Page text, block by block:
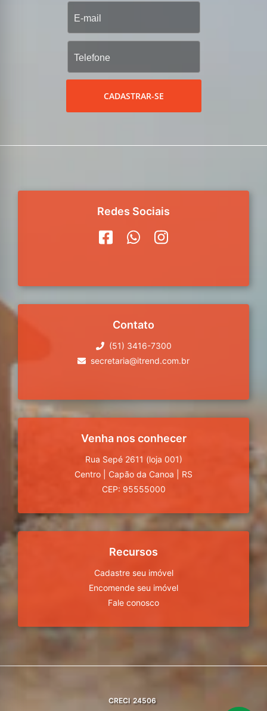
CADASTRAR-SE
Redes Sociais
Contato
(51) 3416-7300
secretaria@itrend.com.br
Venha nos conhecer
Rua Sepé 2611 (loja 001)
Centro
Capão da Canoa
RS
CEP: 95555000
Recursos
Cadastre seu imóvel
Encomende seu imóvel
Fale conosco
CRECI 24506